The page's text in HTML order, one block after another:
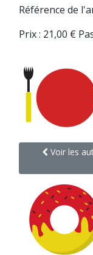
Référence de
Prix : 21,00 €
Voir les